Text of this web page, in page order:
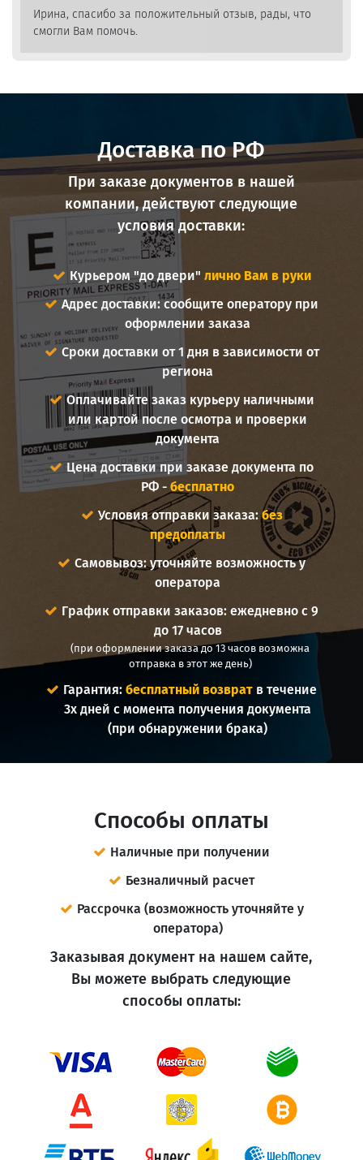
Ирина, спасибо за положительный отзыв, рады, что
смогли Вам помочь.
Доставка по РФ
При заказе документов в нашей
компании, действуют следующие
условия доставки:
Курьером "до двери" лично Вам в руки
Адрес доставки: сообщите оператору при
оформлении заказа
Сроки доставки от 1 дня в зависимости от
региона
Оплачивайте заказ курьеру наличными
или картой после осмотра и проверки
документа
Цена доставки при заказе документа по
РФ -бесплатно
Условия отправки заказа:без
предоплаты
Самовывоз: уточняйте возможность у
оператора
График отправки заказов: ежедневно с 9
до 17 часов
(при оформлении заказа до 13 часов возможна
отправка в этот же день)
Гарантия:бесплатный возврат в течение
3х дней с момента получения документа
(при обнаружении брака)
Способы оплаты
Наличные при получении
Безналичный расчет
Рассрочка (возможность уточняйте у
оператора)
Заказывая документ на нашем сайте,
Вы можете выбрать следующие
способы оплаты: